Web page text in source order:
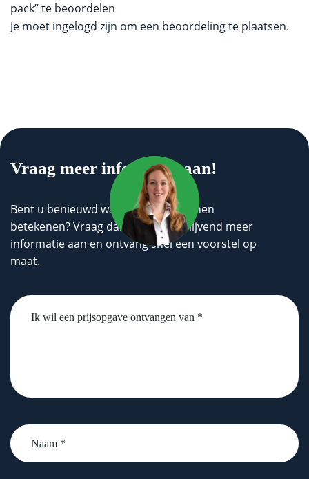
pack” te beoordelen
Je moet ingelogd zijn om een beoordeling te plaatsen.
Vraag meer informatie aan!
Bent u benieuwd wat wij voor u kunnen
betekenen? Vraag dan geheel vrijblijvend meer
informatie aan en ontvang snel een voorstel op
maat.
Untitled
Naam
*